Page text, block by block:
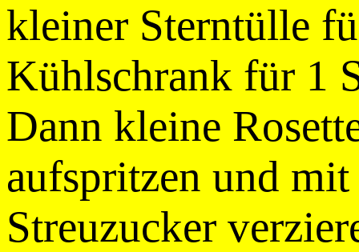
kleiner Sterntülle
Kühlschrank für 1
Dann kleine
aufspritzen und
Streuzucker